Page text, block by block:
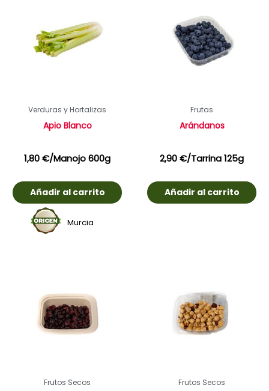
Verduras y Hortalizas
Apio Blanco
1,80€/Manojo 600g
Añadir al carrito
Murcia
Frutas
Arándanos
2,90€/Tarrina 125g
Añadir al carrito
Frutos Secos Frutos Secos